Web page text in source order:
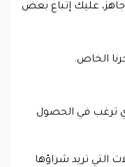
عليك إتباع بعض
الخاص.
ترغب في الحصول
التي تريد شراؤها